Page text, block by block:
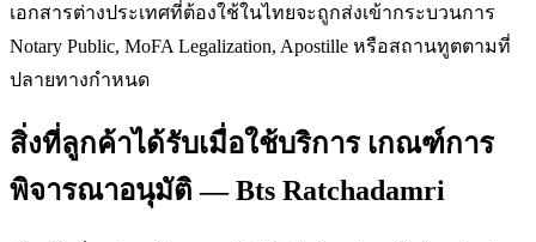
เอกสารต่างประเทศที่ต้องใช้ในไทยจะถูกส่งเข้ากระบวนการ
Notary Public, MoFA Legalization, Apostille หรือสถานทูตตามที่
ปลายทางกำหนด
สิ่งที่ลูกค้าได้รับเมื่อใช้บริการ เกณฑ์การ
พิจารณาอนุมัติ — Bts Ratchadamri